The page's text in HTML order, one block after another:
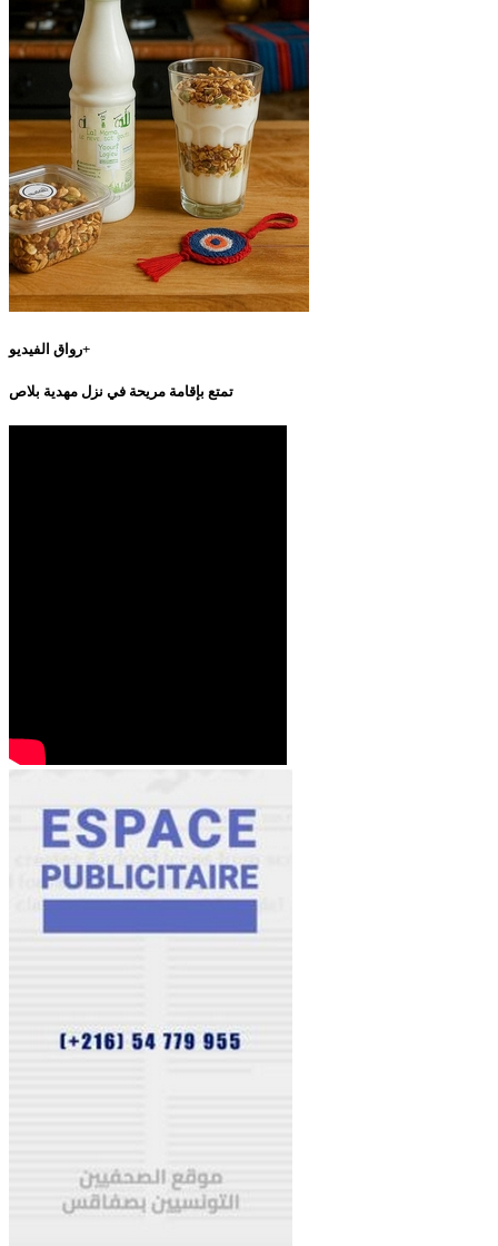
رواق الفيديو+
تمتع بإقامة مريحة في نزل مهدية بلاص